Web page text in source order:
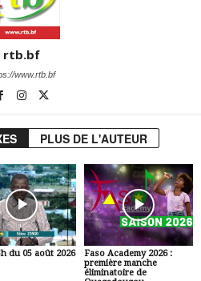
rtb.bf
www.rtb.bf
PLUS DE L'AUTEUR
du 05 août 2026
Faso Academy 2026 :
première manche
éliminatoire de